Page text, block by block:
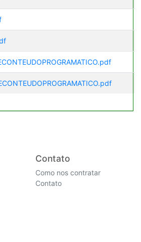
Contato
Como nos contratar
Contato